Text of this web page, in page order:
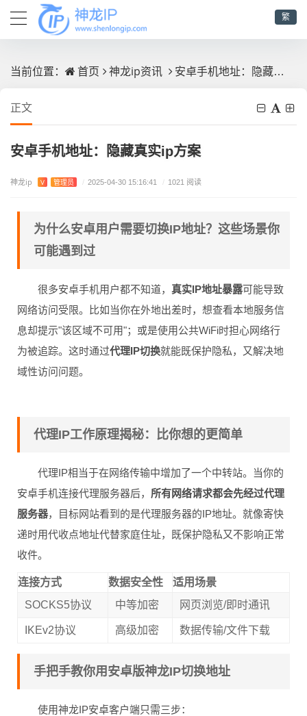
繁
当前位置： 首页 神龙ip资讯 安卓手机地址：隐藏真实ip方案
正文
安卓手机地址：隐藏真实ip方案
神龙ip V 管理员 / 2025-04-30 15:16:41 / 1021 阅读
为什么安卓用户需要切换IP地址？这些场景你
可能遇到过
很多安卓手机用户都不知道， 真实IP地址暴露可能导致
网络访问受限。比如当你在外地出差时，想查看本地服务信
息却提示"该区域不可用"；或是使用公共WiFi时担心网络行
为被追踪。这时通过代理IP切换就能既保护隐私，又解决地
域性访问问题。
代理IP工作原理揭秘：比你想的更简单
代理IP相当于在网络传输中增加了一个中转站。当你的
安卓手机连接代理服务器后， 所有网络请求都会先经过代理
服务器，目标网站看到的是代理服务器的IP地址。就像寄快
递时用代收点地址代替家庭住址，既保护隐私又不影响正常
收件。
连接方式 数据安全性
适用场景
SOCKS5协议
中等加密 网页浏览/即时通讯
IKEv2协议 高级加密 数据传输/文件下载
手把手教你用安卓版神龙IP切换地址
使用神龙IP安卓客户端只需三步：